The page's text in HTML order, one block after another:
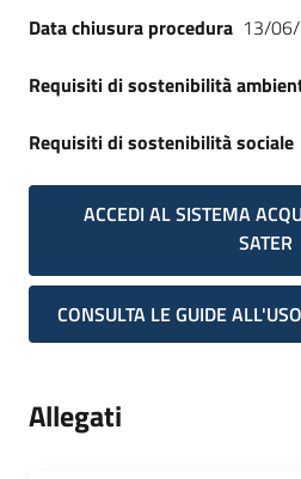
Data chiusura procedura 13/
Requisiti di sostenibilità
Requisiti di sostenibilità sociale
ACCEDI AL SISTEMA
SATER
CONSULTA LE GUIDE ALL'USO
Allegati